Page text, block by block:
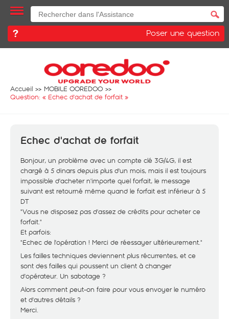
Poser une question
Accueil
MOBILE OOREDOO
Question: « Echec d'achat de forfait »
Echec d'achat de forfait
Bonjour, un problème avec un compte clé 3G/4G, il est
chargé à 5 dinars depuis plus d'un mois, mais il est toujours
impossible d'acheter n'importe quel forfait, le message
suivant est retourné même quand le forfait est inférieur à 5
DT
"Vous ne disposez pas d'assez de crédits pour acheter ce
forfait."
Et parfois:
"Echec de l'opération ! Merci de réessayer ultérieurement."
Les failles techniques deviennent plus récurrentes, et ce
sont des failles qui poussent un client à changer
d'opérateur. Un sabotage ?
Alors comment peut-on faire pour vous envoyer le numéro
et d'autres détails ?
Merci.